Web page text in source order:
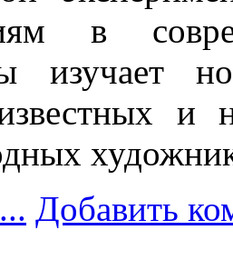
в
изучает
и
Добавить